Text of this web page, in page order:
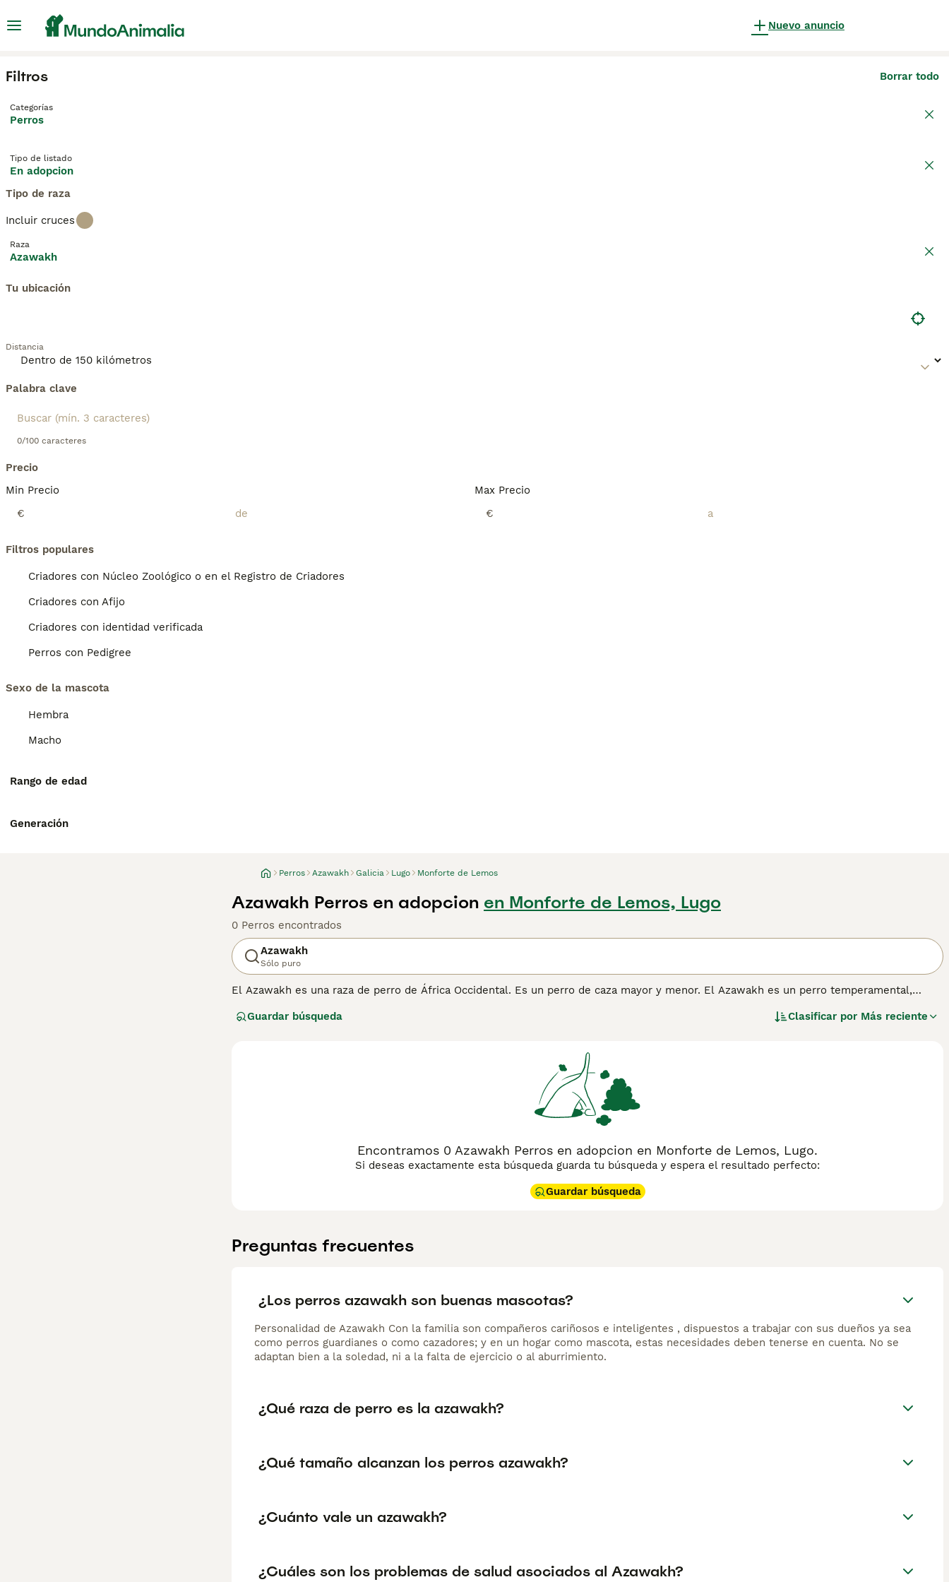
Nuevo anuncio
Filtros Borrar todo
Categorías
Perros
Tipo de listado
En adopcion
Tipo de raza
Incluir cruces
Raza
Azawakh
Tu ubicación
Distancia
Palabra clave
0/100 caracteres
Precio
Min Precio
€
Max Precio
€
Filtros populares
Criadores con Núcleo Zoológico o en el Registro de Criadores
Criadores con Afijo
Criadores con identidad verificada
Perros con Pedigree
Sexo de la mascota
Hembra
Macho
Rango de edad
Generación
Perros Azawakh Galicia Lugo Monforte de Lemos
Azawakh Perros en adopcion en Monforte de Lemos, Lugo
0 Perros encontrados
Azawakh
Sólo puro
El Azawakh es una raza de perro de África Occidental. Es un perro de caza mayor y menor. El Azawakh es un perro temperamental,
Guardar búsqueda
Clasificar por Más reciente
Encontramos 0 Azawakh Perros en adopcion en Monforte de Lemos, Lugo.
Si deseas exactamente esta búsqueda guarda tu búsqueda y espera el resultado perfecto:
Guardar búsqueda
Preguntas frecuentes
¿Los perros azawakh son buenas mascotas?
Personalidad de Azawakh Con la familia son compañeros cariñosos e inteligentes , dispuestos a trabajar con sus dueños ya sea
como perros guardianes o como cazadores; y en un hogar como mascota, estas necesidades deben tenerse en cuenta. No se
adaptan bien a la soledad, ni a la falta de ejercicio o al aburrimiento.
¿Qué raza de perro es la azawakh?
¿Qué tamaño alcanzan los perros azawakh?
¿Cuánto vale un azawakh?
¿Cuáles son los problemas de salud asociados al Azawakh?